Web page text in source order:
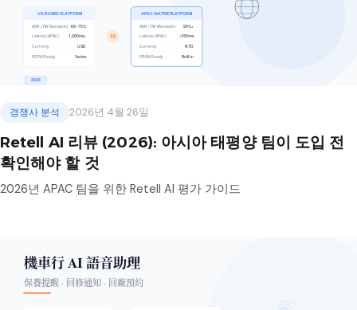
경쟁사 분석 2026년 4월 26일
Retell AI 리뷰 (2026): 아시아 태평양 팀이 도입 전
확인해야 할 것
2026년 APAC 팀을 위한 Retell AI 평가 가이드